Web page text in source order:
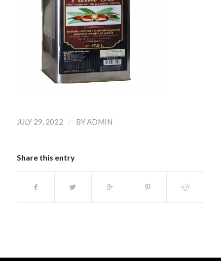
JULY 29, 2022 / BYADMIN
Share this entry